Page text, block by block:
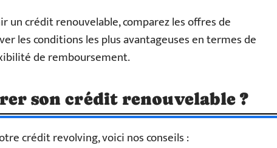
un crédit renouvelable, comparez les offres de
les conditions les plus avantageuses en termes de
de remboursement.
son crédit renouvelable ?
crédit revolving, voici nos conseils :